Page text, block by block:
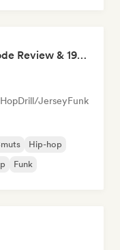
Sandra Gomes - Le Code Review & 1993initiales
Drill/JerseyFunk
Hip-hop
Funk